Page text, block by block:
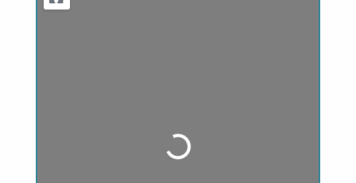
Loading...